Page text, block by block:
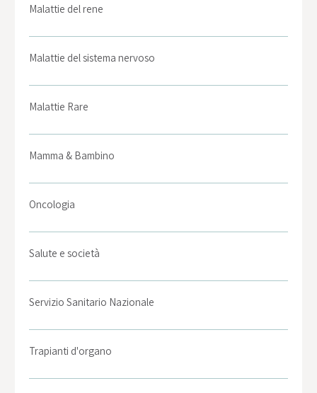
Malattie del rene
Malattie del sistema nervoso
Malattie Rare
Mamma & Bambino
Oncologia
Salute e società
Servizio Sanitario Nazionale
Trapianti d'organo